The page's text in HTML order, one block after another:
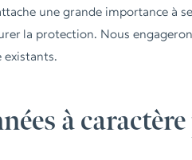
une grande importance à
la protection. Nous
à